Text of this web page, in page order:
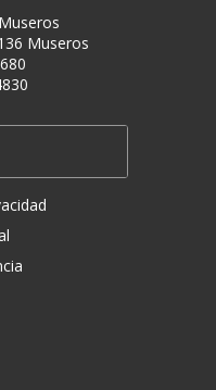
Museros